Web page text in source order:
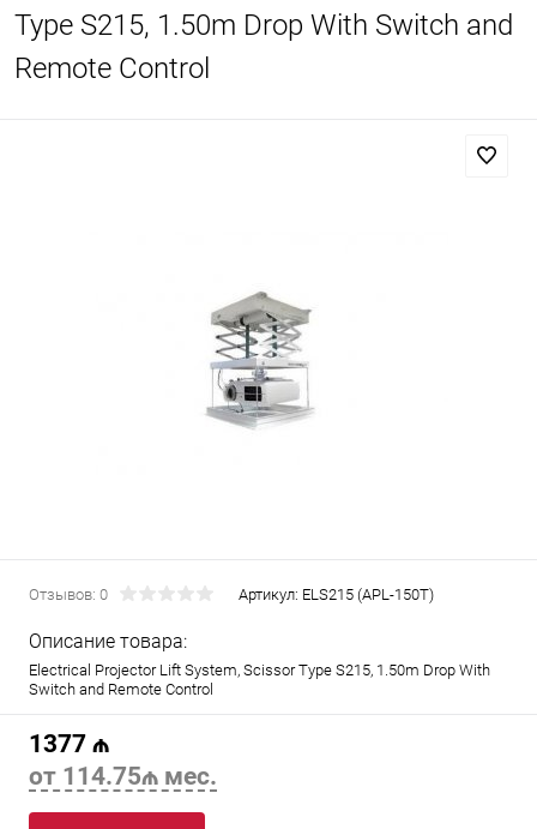
Type S215, 1.50m Drop With Switch and
Remote Control
Отзывов: 0 Артикул: ELS215 (APL-150T)
Описание товара:
Electrical Projector Lift System, Scissor Type S215, 1.50m Drop With
Switch and Remote Control
1377 ₼
от 114.75₼ мес.